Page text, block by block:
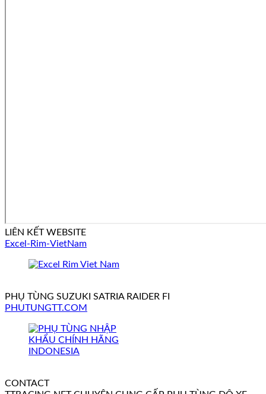
LIÊN KẾT WEBSITE
Excel-Rim-VietNam
PHỤ TÙNG SUZUKI SATRIA RAIDER FI
PHUTUNGTT.COM
CONTACT